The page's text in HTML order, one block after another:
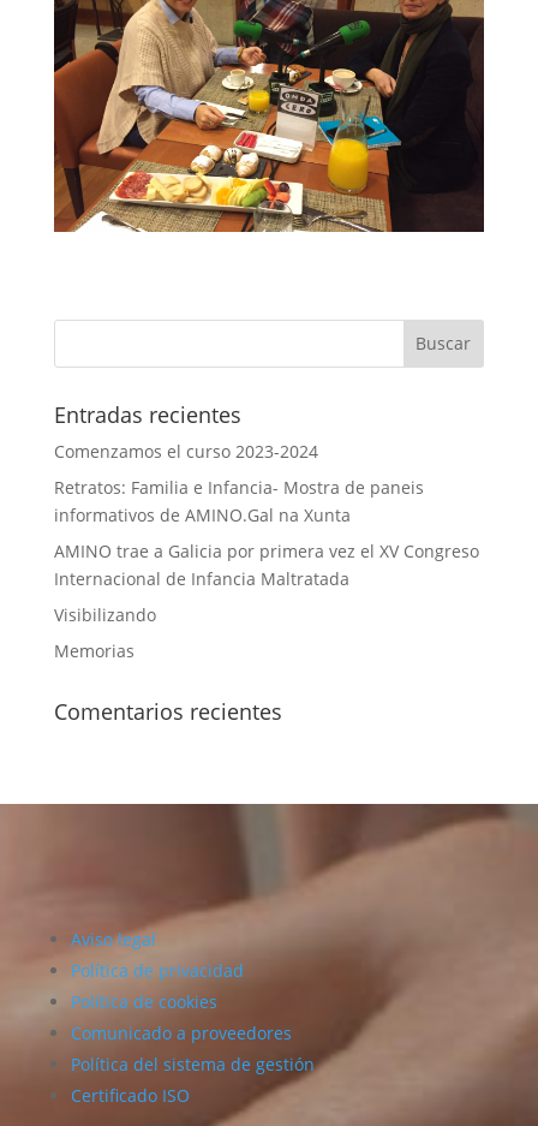
Entradas recientes
Comenzamos el curso 2023-2024
Retratos: Familia e Infancia- Mostra de paneis
informativos de AMINO.Gal na Xunta
AMINO trae a Galicia por primera vez el XV Congreso
Internacional de Infancia Maltratada
Visibilizando
Memorias
Comentarios recientes
Aviso legal
Política de privacidad
Política de cookies
Comunicado a proveedores
Política del sistema de gestión
Certificado ISO